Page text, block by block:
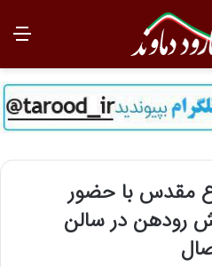
مقدس با حضور
رودهن در سالن